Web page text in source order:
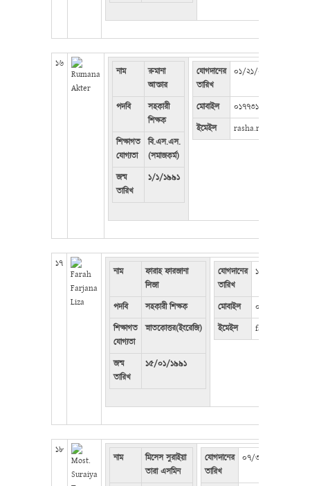
১৬
নাম
রুমানা
আক্তার
পদবি
সহকারী
শিক্ষক
শিক্ষাগত
যোগ্যতা
বি.এস.এস.
(সমাজকর্ম)
জন্ম
তারিখ
১/১/১৯৯১
যোগদানের
তারিখ
০১/২১/২৪
মোবাইল
০১৭৭৩১০০২০২
ইমেইল
১৭
নাম
ফারাহ ফারজানা
লিজা
পদবি
সহকারী শিক্ষক
শিক্ষাগত
যোগ্যতা
স্নাতকোত্তর(ইংরেজি)
জন্ম
তারিখ
১৫/০১/১৯৯১
যোগদানের
তারিখ
১৭/০৫/২০২২
মোবাইল
০১৭১৯২৪৬৫৪৭
ইমেইল
১৮
নাম
মিসেস সুরাইয়া
তারা এসমিন
যোগদানের
তারিখ
০৭/৩১/২০২৫